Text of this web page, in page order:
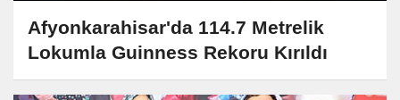
Afyonkarahisar'da 114.7 Metrelik
Lokumla Guinness Rekoru Kırıldı